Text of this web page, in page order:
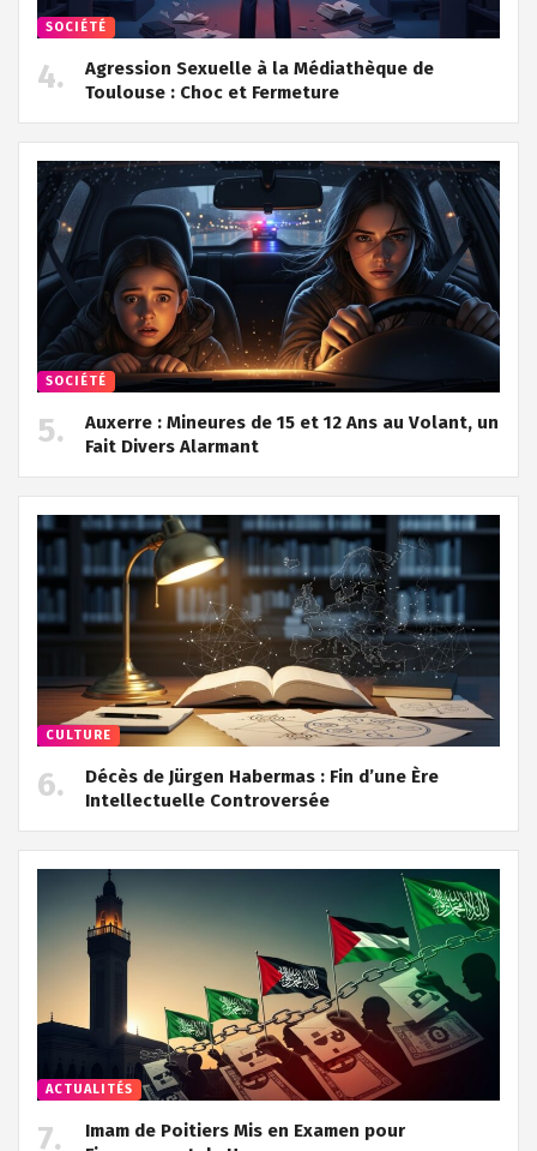
SOCIÉTÉ
Agression Sexuelle à la Médiathèque de
Toulouse : Choc et Fermeture
SOCIÉTÉ
Auxerre : Mineures de 15 et 12 Ans au Volant, un
Fait Divers Alarmant
CULTURE
Décès de Jürgen Habermas : Fin d’une Ère
Intellectuelle Controversée
ACTUALITÉS
Imam de Poitiers Mis en Examen pour